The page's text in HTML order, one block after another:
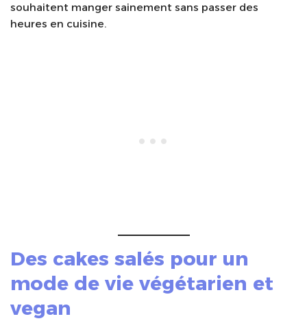
souhaitent manger sainement sans passer des
heures en cuisine.
Des cakes salés pour un
mode de vie végétarien et
vegan